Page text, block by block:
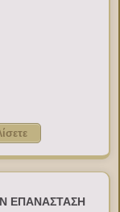
ΕΠΑΝΑΣΤΑΣΗ